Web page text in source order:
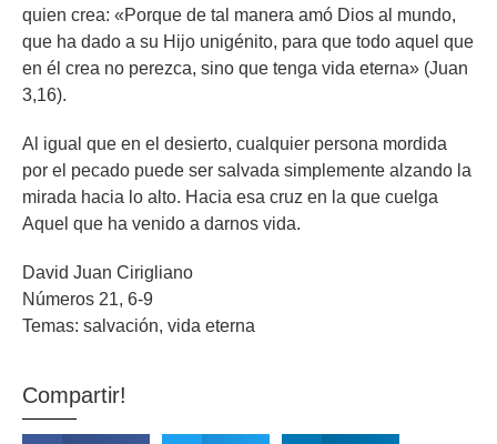
quien crea: «Porque de tal manera amó Dios al mundo,
que ha dado a su Hijo unigénito, para que todo aquel que
en él crea no perezca, sino que tenga vida eterna» (Juan
3,16).
Al igual que en el desierto, cualquier persona mordida
por el pecado puede ser salvada simplemente alzando la
mirada hacia lo alto. Hacia esa cruz en la que cuelga
Aquel que ha venido a darnos vida.
David Juan Cirigliano
Números 21, 6-9
Temas: salvación, vida eterna
Compartir!